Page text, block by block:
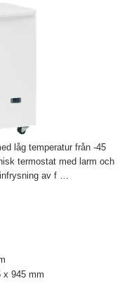
låg temperatur från -45
termostat med larm och
av f
x 945 mm